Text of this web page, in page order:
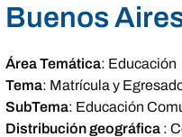
Buenos
Área Temática: Educación
Tema: Matrícula y
SubTema: Educación
Distribución geográfica :